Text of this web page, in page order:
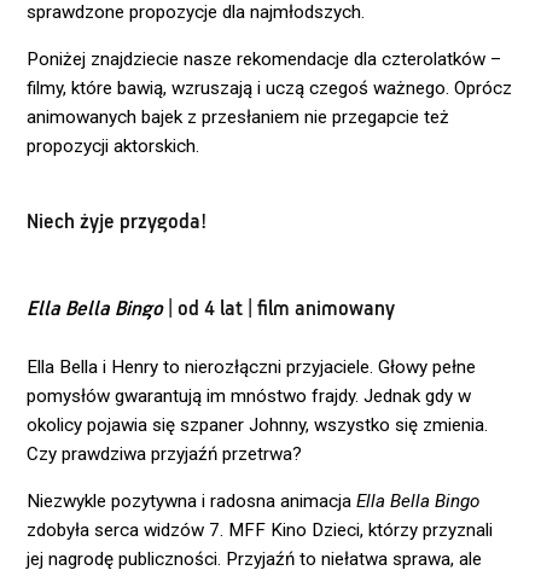
sprawdzone propozycje dla najmłodszych.
Poniżej znajdziecie nasze rekomendacje dla czterolatków –
filmy, które bawią, wzruszają i uczą czegoś ważnego. Oprócz
animowanych bajek z przesłaniem nie przegapcie też
propozycji aktorskich.
Niech żyje przygoda!
Ella Bella Bingo| od 4 lat | film animowany
Ella Bella i Henry to nierozłączni przyjaciele. Głowy pełne
pomysłów gwarantują im mnóstwo frajdy. Jednak gdy w
okolicy pojawia się szpaner Johnny, wszystko się zmienia.
Czy prawdziwa przyjaźń przetrwa?
Niezwykle pozytywna i radosna animacjaElla Bella Bingo
zdobyła serca widzów 7. MFF Kino Dzieci, którzy przyznali
jej nagrodę publiczności. Przyjaźń to niełatwa sprawa, ale